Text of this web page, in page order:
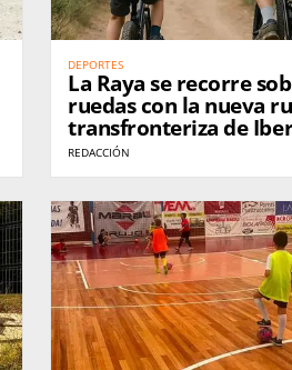
DEPORTES
La Raya se recorre
ruedas con la nueva
transfronteriza de
Bike
REDACCIÓN